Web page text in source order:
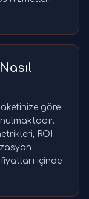
göre
ROI
içinde